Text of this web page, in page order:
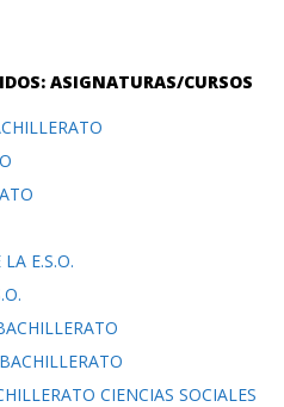
ASIGNATURAS/CURSOS
E.S.O.
CIENCIAS SOCIALES